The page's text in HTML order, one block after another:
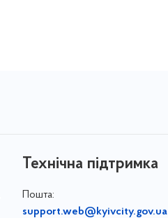
Технічна підтримка
Пошта:
support.web@kyivcity.gov.ua